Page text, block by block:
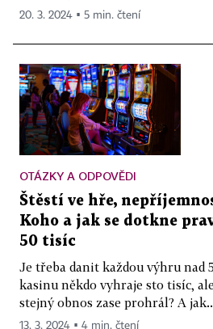
20. 3. 2024 ▪ 5 min. čtení
OTÁZKY A ODPOVĚDI
Štěstí ve hře,
Koho a jak se dotkne
50 tisíc
Je třeba danit každou výhru nad
kasinu někdo vyhraje sto tisíc,
stejný obnos zase prohrál? A
13. 3. 2024 ▪ 4 min. čtení